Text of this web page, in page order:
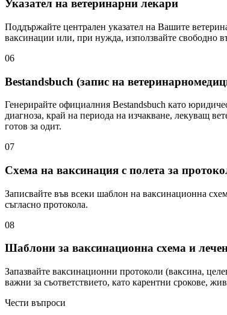
Указател на ветеринарни лекари
Поддържайте централен указател на Вашите
ваксинации или, при нужда, използвайте свободно
06
Bestandsbuch (запис на
Генерирайте официалния Bestandsbuch като
диагноза, край на периода на изчакване, лекуващ
готов за одит.
07
Схема на ваксинация с полета за
Записвайте във всеки шаблон на ваксинационна
съгласно протокола.
08
Шаблони за ваксинационна схема и
Запазвайте ваксинационни протоколи (ваксина,
важни за съответствието, като карентни срокове,
Чести въпроси